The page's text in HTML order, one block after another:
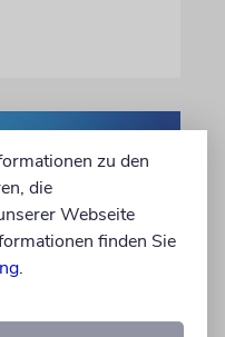
zu den
die
Webseite
finden Sie
.